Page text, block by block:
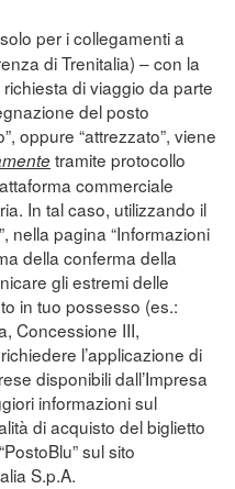
per i collegamenti a
di Trenitalia) – con la
di viaggio da parte
del posto
oppure “attrezzato”, viene
tramite protocollo
commerciale
In tal caso, utilizzando il
nella pagina “Informazioni
della conferma della
gli estremi delle
in tuo possesso (es.:
Concessione III,
l’applicazione di
disponibili dall’Impresa
informazioni sul
di acquisto del biglietto
PostoBlu” sul sito
S.p.A.